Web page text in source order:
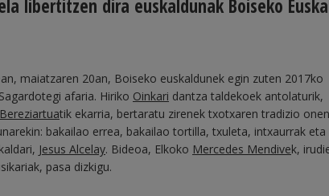
libertitzen dira euskaldunak Boiseko
maiatzaren 20an, Boiseko euskaldunek egin zuten 2017ko
afaria. Hiriko Oinkari dantza taldekoek antolaturik,
tik ekarria, bertaratu zirenek txotxaren tradizio
bakailao errea, bakailao tortilla, txuleta, intxaurrak eta
Jesus Alcelay. Bideoa, Elkoko Mercedes Mendivek,
pasa dizkigu.